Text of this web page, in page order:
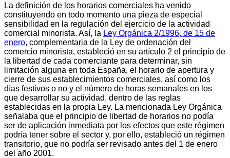
La definición de los horarios comerciales ha venido
constituyendo en todo momento una pieza de especial
sensibilidad en la regulación del ejercicio de la actividad
comercial minorista. Así, la Ley Orgánica 2/1996, de 15 de
enero, complementaria de la Ley de ordenación del
comercio minorista, estableció en su artículo 2 el principio de
la libertad de cada comerciante para determinar, sin
limitación alguna en toda España, el horario de apertura y
cierre de sus establecimientos comerciales, así como los
días festivos o no y el número de horas semanales en los
que desarrollar su actividad, dentro de las reglas
establecidas en la propia Ley. La mencionada Ley Orgánica
señalaba que el principio de libertad de horarios no podía
ser de aplicación inmediata por los efectos que este régimen
podría tener sobre el sector y, por ello, estableció un régimen
transitorio, que no podría ser revisado antes del 1 de enero
del año 2001.